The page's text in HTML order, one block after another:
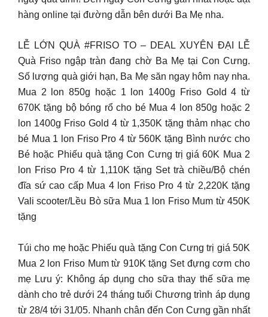
hàng online tại đường dẫn bên dưới Ba Mẹ nha.
LỄ LỚN QUÀ #FRISO TO – DEAL XUYÊN ĐẠI LỄ
Quà Friso ngập tràn đang chờ Ba Mẹ tại Con Cưng.
Số lượng quà giới hạn, Ba Mẹ săn ngay hôm nay nha.
Mua 2 lon 850g hoặc 1 lon 1400g Friso Gold 4 từ
670K tặng bộ bóng rổ cho bé Mua 4 lon 850g hoặc 2
lon 1400g Friso Gold 4 từ 1,350K tặng thảm nhạc cho
bé Mua 1 lon Friso Pro 4 từ 560K tặng Bình nước cho
Bé hoặc Phiếu quà tặng Con Cưng trị giá 60K Mua 2
lon Friso Pro 4 từ 1,110K tặng Set trà chiều/Bộ chén
đĩa sứ cao cấp Mua 4 lon Friso Pro 4 từ 2,220K tặng
Vali scooter/Lều Bò sữa Mua 1 lon Friso Mum từ 450K
tặng
Túi cho mẹ hoặc Phiếu quà tặng Con Cưng trị giá 50K
Mua 2 lon Friso Mum từ 910K tặng Set đựng cơm cho
mẹ Lưu ý: Không áp dụng cho sữa thay thế sữa mẹ
dành cho trẻ dưới 24 tháng tuổi Chương trình áp dụng
từ 28/4 tới 31/05. Nhanh chân đến Con Cưng gần nhất